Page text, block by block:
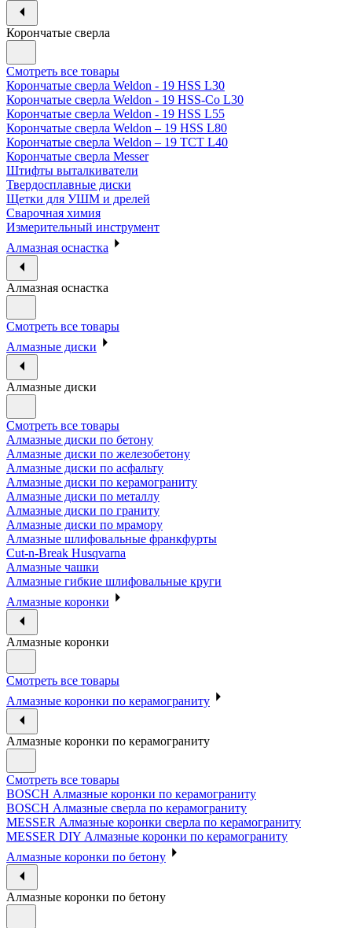
Корончатые сверла
Смотреть все товары
Корончатые сверла Weldon - 19 HSS L30
Корончатые сверла Weldon - 19 HSS-Co L30
Корончатые сверла Weldon - 19 HSS L55
Корончатые сверла Weldon – 19 HSS L80
Корончатые сверла Weldon – 19 TCT L40
Корончатые сверла Messer
Штифты выталкиватели
Твердосплавные диски
Щетки для УШМ и дрелей
Сварочная химия
Измерительный инструмент
Алмазная оснастка
Алмазная оснастка
Смотреть все товары
Алмазные диски
Алмазные диски
Смотреть все товары
Алмазные диски по бетону
Алмазные диски по железобетону
Алмазные диски по асфальту
Алмазные диски по керамограниту
Алмазные диски по металлу
Алмазные диски по граниту
Алмазные диски по мрамору
Алмазные шлифовальные франкфурты
Cut-n-Break Husqvarna
Алмазные чашки
Алмазные гибкие шлифовальные круги
Алмазные коронки
Алмазные коронки
Смотреть все товары
Алмазные коронки по керамограниту
Алмазные коронки по керамограниту
Смотреть все товары
BOSCH Алмазные коронки по керамограниту
BOSCH Алмазные сверла по керамограниту
MESSER Алмазные коронки сверла по керамограниту
MESSER DIY Алмазные коронки по керамограниту
Алмазные коронки по бетону
Алмазные коронки по бетону